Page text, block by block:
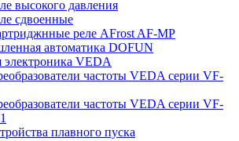
высокого давления
сдвоенные
реле AFrost AF-MP
автоматика DOFUN
электроника VEDA
частоты VEDA серии VF-
частоты VEDA серии VF-
плавного пуска